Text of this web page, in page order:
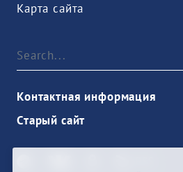
Карта сайта
Контактная информация
Старый сайт